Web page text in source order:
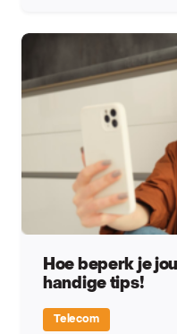
Hoe beperk je
handige tips!
Telecom